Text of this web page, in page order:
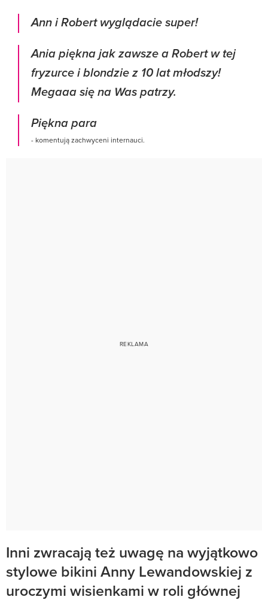
Ann i Robert wyglądacie super!
Ania piękna jak zawsze a Robert w tej
fryzurce i blondzie z 10 lat młodszy!
Megaaa się na Was patrzy.
Piękna para
- komentują zachwyceni internauci.
Inni zwracają też uwagę na wyjątkowo
stylowe bikini Anny Lewandowskiej z
uroczymi wisienkami w roli głównej